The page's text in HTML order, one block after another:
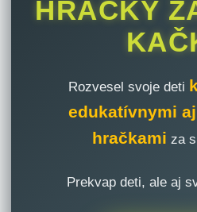
HRAČKY
Rozvesel svoje deti
edukatívnymi
hračkami za
Prekvap deti, ale aj